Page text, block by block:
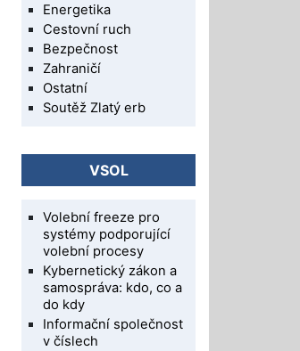
Energetika
Cestovní ruch
Bezpečnost
Zahraničí
Ostatní
Soutěž Zlatý erb
VSOL
Volební freeze pro
systémy podporující
volební procesy
Kybernetický zákon a
samospráva: kdo, co a
do kdy
Informační společnost
v číslech